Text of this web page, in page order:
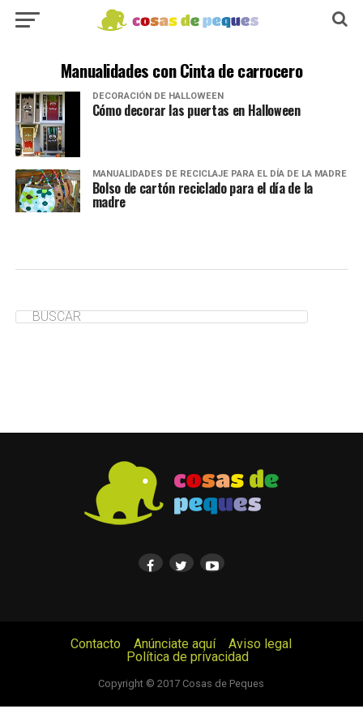
Manualidades con Cinta de carrocero
DECORACIÓN DE HALLOWEEN
Cómo decorar las puertas en Halloween
MANUALIDADES DE RECICLAJE PARA EL DÍA DE LA MADRE
Bolso de cartón reciclado para el día de la
madre
Contacto Anúnciate aquí
Aviso legal
Política de privacidad
Copyright © 2017 Cosas de Peques